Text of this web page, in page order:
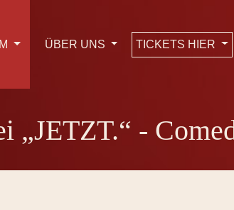
ÜBER UNS TICKETS HIER
„JETZT.“ -